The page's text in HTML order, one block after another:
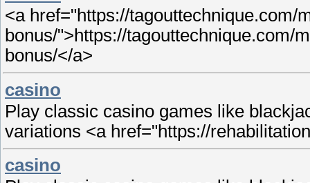
<a href="https://
bonus/">https://tagouttechnique.com/
bonus/</a>
casino
Play classic casino games like
variations <a href="https://
casino